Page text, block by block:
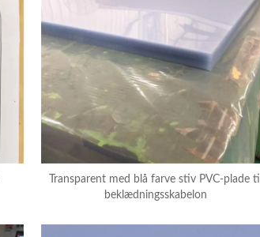
Transparent med blå farve stiv PVC-plade til
beklædningsskabelon